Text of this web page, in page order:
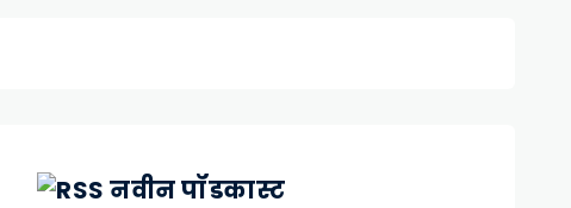
नवीन पॉडकास्ट